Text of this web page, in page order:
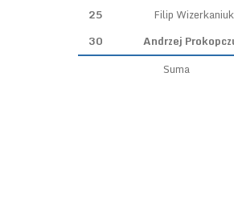
25
Filip Wizerkaniuk
30
Andrzej
Suma